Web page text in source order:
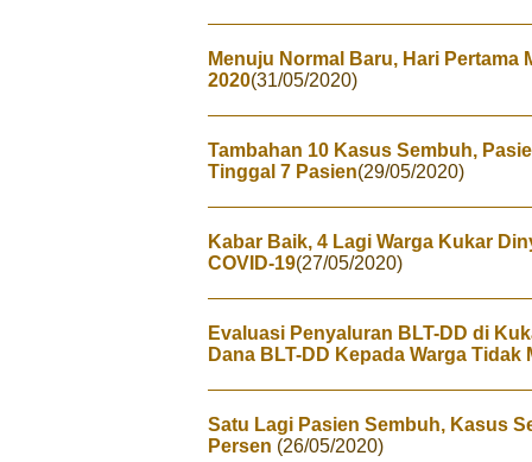
Menuju Normal Baru, Hari Pertama
2020(31/05/2020)
Tambahan 10 Kasus Sembuh,
Tinggal 7 Pasien(29/05/2020)
Kabar Baik, 4 Lagi Warga Kukar
COVID-19(27/05/2020)
Evaluasi Penyaluran BLT-DD di
Dana BLT-DD Kepada Warga Tidak
Satu Lagi Pasien Sembuh, Kasus
Persen (26/05/2020)